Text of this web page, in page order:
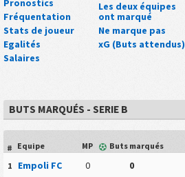
Pronostics
Fréquentation
Stats de joueur
Egalités
Salaires
Les deux équipes
ont marqué
Ne marque pas
xG (Buts attendus)
BUTS MARQUÉS - SERIE B
# Equipe MP Buts marqués
1
Empoli FC 0 0